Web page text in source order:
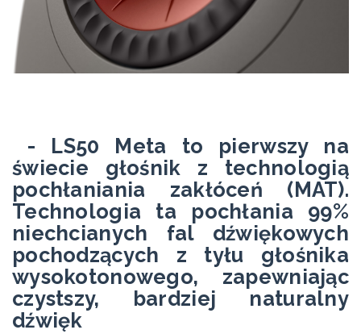
- LS50 Meta to pierwszy na
świecie głośnik z technologią
pochłaniania zakłóceń (MAT).
Technologia ta pochłania 99%
niechcianych fal dźwiękowych
pochodzących z tyłu głośnika
wysokotonowego, zapewniając
czystszy, bardziej naturalny
dźwięk